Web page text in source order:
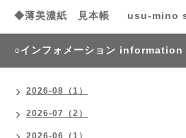
◆薄美濃紙 見本帳 usu-mino
○インフォメーション information
2026-08（1）
2026-07（2）
2026-06（1）